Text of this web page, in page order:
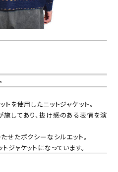
を使用したニットジャケット。
してあり、抜け感のある表情を演
せたボクシーなシルエット。
ジャケットになっています。